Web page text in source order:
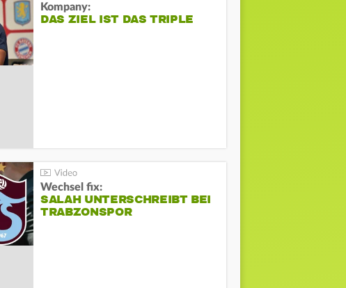
Kompany:
DAS ZIEL IST DAS TRIPLE
Wechsel fix:
SALAH UNTERSCHREIBT BEI
TRABZONSPOR